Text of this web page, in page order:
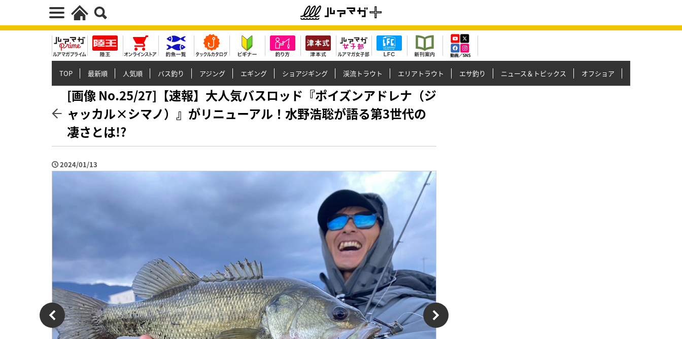
TOP 最新順 人気順 バス釣り アジング エギング ショアジギング 渓流トラウト エリアトラウト エサ釣り ニュース＆トピックス オフショア
[画像 No.25/27]【速報】大人気バスロッド『ポイズンアドレナ（ジ
ャッカル×シマノ）』がリニューアル！水野浩聡が語る第3世代の
凄さとは!?
2024/01/13